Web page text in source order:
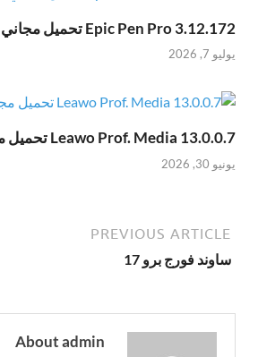
Epic Pen Pro 3.12.172 تحميل مجاني
يوليو 7, 2026
Leawo Prof. Media 13.0.0.7 تحميل مجاني
يونيو 30, 2026
PREVIOUS ARTICLE
ساوند فورج برو 17
About admin